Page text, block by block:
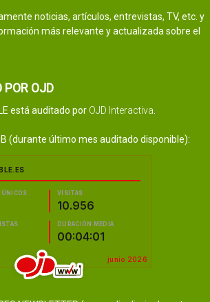
noticias, artículos, entrevistas, TV, etc. y
más relevante y actualizada sobre el
POR OJD
está auditado por OJD Interactiva
(durante último mes auditado disponible):